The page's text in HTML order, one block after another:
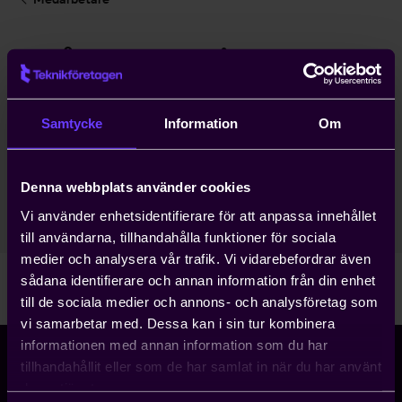
Samtycke Information Om
Denna webbplats använder cookies
Vi använder enhetsidentifierare för att anpassa innehållet
till användarna, tillhandahålla funktioner för sociala
medier och analysera vår trafik. Vi vidarebefordrar även
sådana identifierare och annan information från din enhet
till de sociala medier och annons- och analysföretag som
vi samarbetar med. Dessa kan i sin tur kombinera
informationen med annan information som du har
tillhandahållit eller som de har samlat in när du har använt
Måns Hensjö
Rådgivare
Regional Medlemsservice
031-629447
mans.hensjo@teknikforetagen.se